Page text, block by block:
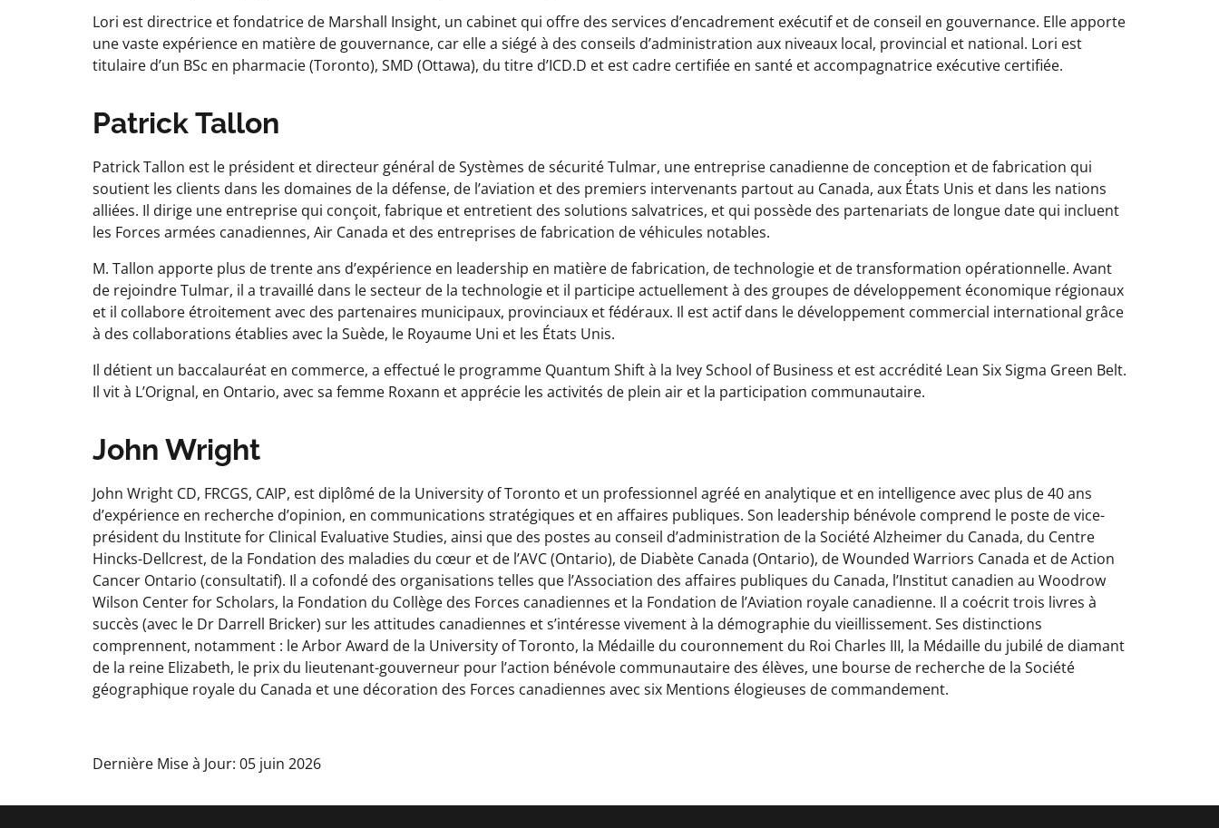
Lori est directrice et fondatrice de Marshall Insight, un cabinet qui offre des services d’encadrement exécutif et de conseil en gouvernance. Elle apporte
une vaste expérience en matière de gouvernance, car elle a siégé à des conseils d’administration aux niveaux local, provincial et national. Lori est
titulaire d’un BSc en pharmacie (Toronto), SMD (Ottawa), du titre d’ICD.D et est cadre certifiée en santé et accompagnatrice exécutive certifiée.
Patrick Tallon
Patrick Tallon est le président et directeur général de Systèmes de sécurité Tulmar, une entreprise canadienne de conception et de fabrication qui
soutient les clients dans les domaines de la défense, de l’aviation et des premiers intervenants partout au Canada, aux États Unis et dans les nations
alliées. Il dirige une entreprise qui conçoit, fabrique et entretient des solutions salvatrices, et qui possède des partenariats de longue date qui incluent
les Forces armées canadiennes, Air Canada et des entreprises de fabrication de véhicules notables.
M. Tallon apporte plus de trente ans d’expérience en leadership en matière de fabrication, de technologie et de transformation opérationnelle. Avant
de rejoindre Tulmar, il a travaillé dans le secteur de la technologie et il participe actuellement à des groupes de développement économique régionaux
et il collabore étroitement avec des partenaires municipaux, provinciaux et fédéraux. Il est actif dans le développement commercial international grâce
à des collaborations établies avec la Suède, le Royaume Uni et les États Unis.
Il détient un baccalauréat en commerce, a effectué le programme Quantum Shift à la Ivey School of Business et est accrédité Lean Six Sigma Green Belt.
Il vit à L’Orignal, en Ontario, avec sa femme Roxann et apprécie les activités de plein air et la participation communautaire.
John Wright
John Wright CD, FRCGS, CAIP, est diplômé de la University of Toronto et un professionnel agréé en analytique et en intelligence avec plus de 40 ans
d’expérience en recherche d’opinion, en communications stratégiques et en affaires publiques. Son leadership bénévole comprend le poste de vice-
président du Institute for Clinical Evaluative Studies, ainsi que des postes au conseil d’administration de la Société Alzheimer du Canada, du Centre
Hincks-Dellcrest, de la Fondation des maladies du cœur et de l’AVC (Ontario), de Diabète Canada (Ontario), de Wounded Warriors Canada et de Action
Cancer Ontario (consultatif). Il a cofondé des organisations telles que l’Association des affaires publiques du Canada, l’Institut canadien au Woodrow
Wilson Center for Scholars, la Fondation du Collège des Forces canadiennes et la Fondation de l’Aviation royale canadienne. Il a coécrit trois livres à
succès (avec le Dr Darrell Bricker) sur les attitudes canadiennes et s’intéresse vivement à la démographie du vieillissement. Ses distinctions
comprennent, notamment : le Arbor Award de la University of Toronto, la Médaille du couronnement du Roi Charles III, la Médaille du jubilé de diamant
de la reine Elizabeth, le prix du lieutenant-gouverneur pour l’action bénévole communautaire des élèves, une bourse de recherche de la Société
géographique royale du Canada et une décoration des Forces canadiennes avec six Mentions élogieuses de commandement.
Dernière Mise à Jour: 05 juin 2026